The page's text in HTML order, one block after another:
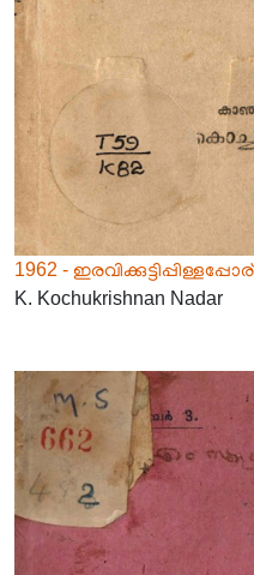
1962 -
K. Kochukrishnan Nadar